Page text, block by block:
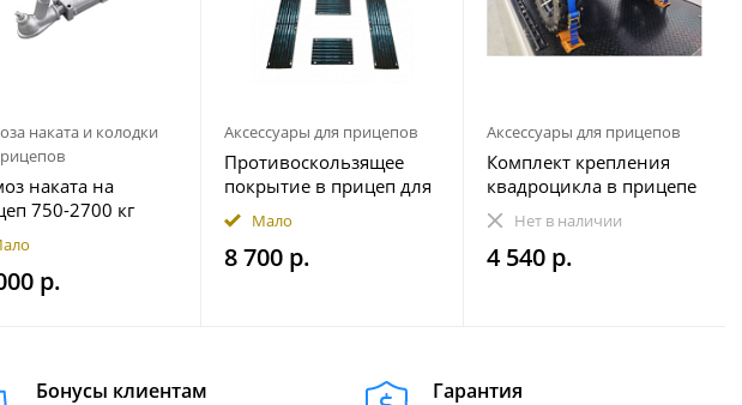
наката и колодки
наката на
750-2700 кг
р.
Аксессуары для прицепов
Противоскользящее
покрытие в прицеп для
снегохода ПРЕМИУМ
комплект 20 элементов
Мало
8 700 р.
Аксессуары для прицепов
Комплект крепления
квадроцикла в прицепе
(на 1 колесо)
Нет в наличии
4 540 р.
Бонусы клиентам Гарантия